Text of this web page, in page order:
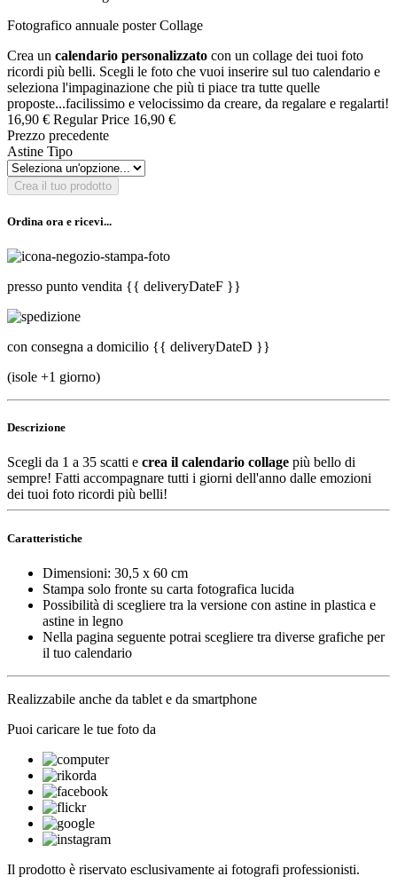
Fotografico annuale poster Collage
Crea un calendario personalizzato con un collage dei tuoi foto
ricordi più belli. Scegli le foto che vuoi inserire sul tuo calendario e
seleziona l'impaginazione che più ti piace tra tutte quelle
proposte...facilissimo e velocissimo da creare, da regalare e regalarti!
16,90 € Regular Price 16,90 €
Prezzo precedente
Astine Tipo
Crea il tuo prodotto
Ordina ora e ricevi...
presso punto vendita {{ deliveryDateF }}
con consegna a domicilio {{ deliveryDateD }}
(isole +1 giorno)
Descrizione
Scegli da 1 a 35 scatti e crea il calendario collage più bello di
sempre! Fatti accompagnare tutti i giorni dell'anno dalle emozioni
dei tuoi foto ricordi più belli!
Caratteristiche
Dimensioni: 30,5 x 60 cm
Stampa solo fronte su carta fotografica lucida
Possibilità di scegliere tra la versione con astine in plastica e
astine in legno
Nella pagina seguente potrai scegliere tra diverse grafiche per
il tuo calendario
Realizzabile anche da tablet e da smartphone
Puoi caricare le tue foto da
Il prodotto è riservato esclusivamente ai fotografi professionisti.